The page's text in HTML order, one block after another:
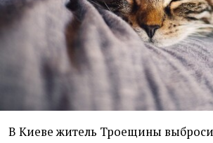
В Киеве житель Троещины